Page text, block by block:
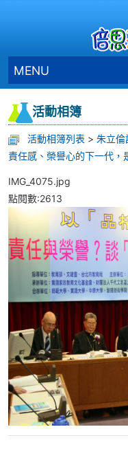
MENU
活動相簿
活動相簿列表 > 朱立倫
責任感、榮譽心的下一代，
IMG_4075.jpg
點閱數:2613